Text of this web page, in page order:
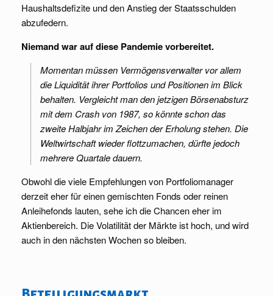
Haushaltsdefizite und den Anstieg der Staatsschulden
abzufedern.
Niemand war auf diese Pandemie vorbereitet.
Momentan müssen Vermögensverwalter vor allem
die Liquidität ihrer Portfolios und Positionen im Blick
behalten. Vergleicht man den jetzigen Börsenabsturz
mit dem Crash von 1987, so könnte schon das
zweite Halbjahr im Zeichen der Erholung stehen. Die
Weltwirtschaft wieder flottzumachen, dürfte jedoch
mehrere Quartale dauern.
Obwohl die viele Empfehlungen von Portfoliomanager
derzeit eher für einen gemischten Fonds oder reinen
Anleihefonds lauten, sehe ich die Chancen eher im
Aktienbereich. Die Volatilität der Märkte ist hoch, und wird
auch in den nächsten Wochen so bleiben.